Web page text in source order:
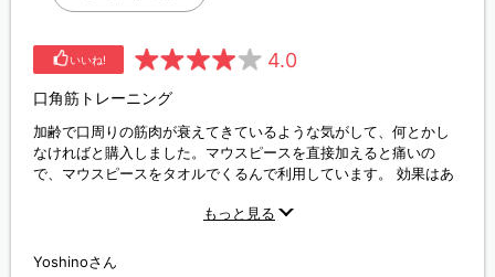
いいね! 4.0
口角筋トレーニング
加齢で口周りの筋肉が衰えてきているような気がして、何とかし
なければと購入しました。マウスピースを直接加えると痛いの
で、マウスピースをタオルでくるんで利用しています。 効果はあ
けにみえます。 また、色ごとの重さの違いの説明があると良いと
が、違いが微妙でどれがどれかわからない）
もっと見る
Yoshinoさん